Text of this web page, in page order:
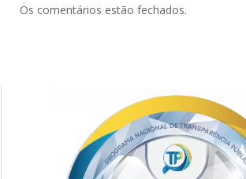
Os comentários estão fechados.